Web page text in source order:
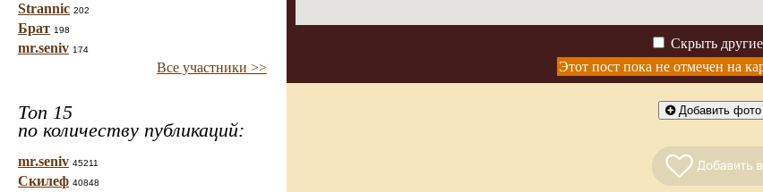
Strannic 202
Брат 198
mr.seniv 174
Все участники >>
Топ 15
по количеству публикаций:
mr.seniv 45211
Скилеф 40848
Скрыть
Этот пост пока не отмечен на
Добавить фото